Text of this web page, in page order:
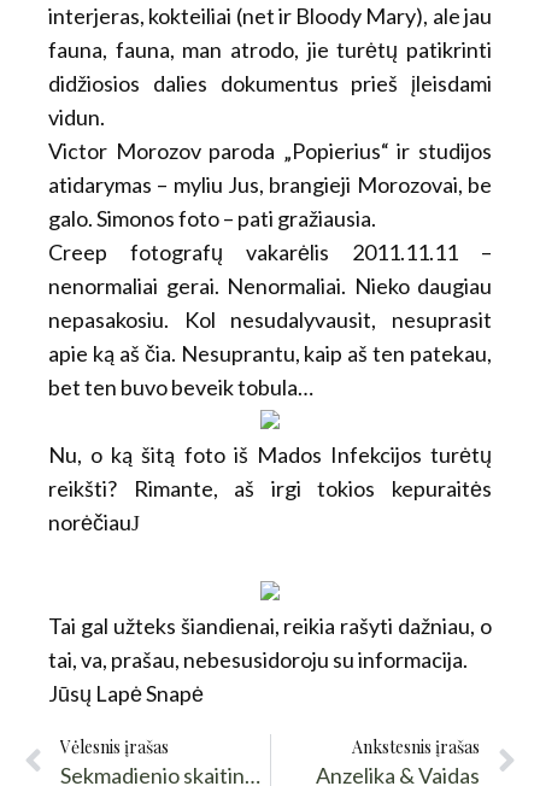
interjeras, kokteiliai (net ir Bloody Mary), ale jau
fauna, fauna, man atrodo, jie turėtų patikrinti
didžiosios dalies dokumentus prieš įleisdami
vidun.
Victor Morozov paroda „Popierius“ ir studijos
atidarymas – myliu Jus, brangieji Morozovai, be
galo. Simonos foto – pati gražiausia.
Creep fotografų vakarėlis 2011.11.11 –
nenormaliai gerai. Nenormaliai. Nieko daugiau
nepasakosiu. Kol nesudalyvausit, nesuprasit
apie ką aš čia. Nesuprantu, kaip aš ten patekau,
bet ten buvo beveik tobula…
Nu, o ką šitą foto iš Mados Infekcijos turėtų
reikšti? Rimante, aš irgi tokios kepuraitės
norėčiauJ
Tai gal užteks šiandienai, reikia rašyti dažniau, o
tai, va, prašau, nebesusidoroju su informacija.
Jūsų Lapė Snapė
Vėlesnis įrašas
Sekmadienio skaitinukai: „Musė” ir kitos gėrybės
Ankstesnis įrašas
Anzelika & Vaidas